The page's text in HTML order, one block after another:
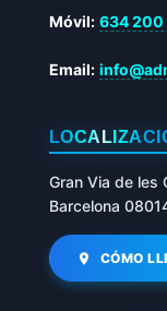
Móvil: 634 200
Email:
Gran Via de les
Barcelona
CÓMO